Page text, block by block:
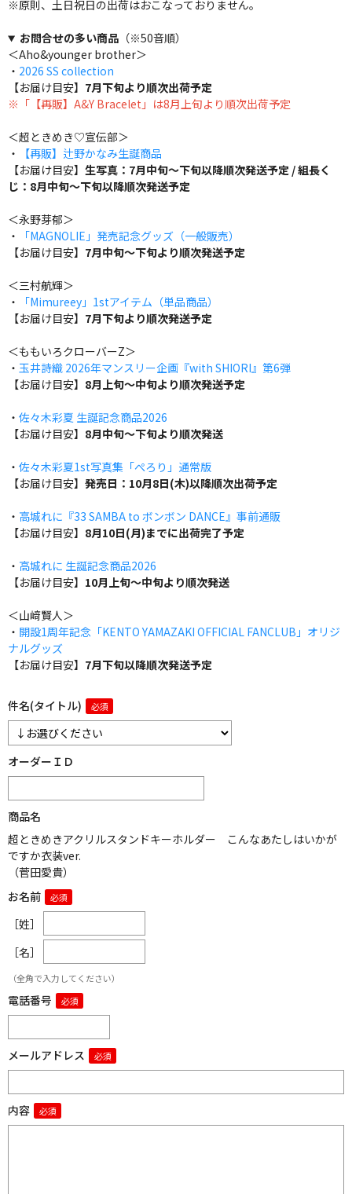
※原則、土日祝日の出荷はおこなっておりません。
お問合せの多い商品（※50音順）
＜Aho&younger brother＞
・ 2026 SS collection
【お届け目安】 7月下旬より順次出荷予定
※「【再販】A&Y Bracelet」は8月上旬より順次出荷予定
＜超ときめき♡宣伝部＞
・
【再販】辻野かなみ生誕商品
【お届け目安】 生写真：7月中旬～下旬以降順次発送予定 / 組長く
じ：8月中旬～下旬以降順次発送予定
＜永野芽郁＞
・
「MAGNOLIE」発売記念グッズ（一般販売）
【お届け目安】 7月中旬～下旬より順次発送予定
＜三村航輝＞
・
「Mimureey」1stアイテム（単品商品）
【お届け目安】 7月下旬より順次発送予定
＜ももいろクローバーZ＞
・ 玉井詩織 2026年マンスリー企画『with SHIORI』第6弾
【お届け目安】 8月上旬～中旬より順次発送予定
・ 佐々木彩夏 生誕記念商品2026
【お届け目安】 8月中旬～下旬より順次発送
・ 佐々木彩夏1st写真集「ぺろり」通常版
【お届け目安】 発売日：10月8日(木)以降順次出荷予定
・ 高城れに『33 SAMBA to ボンボン DANCE』事前通販
【お届け目安】 8月10日(月)までに出荷完了予定
・ 高城れに 生誕記念商品2026
【お届け目安】 10月上旬～中旬より順次発送
＜山﨑賢人＞
・ 開設1周年記念「KENTO YAMAZAKI OFFICIAL FANCLUB」オリジ
ナルグッズ
【お届け目安】 7月下旬以降順次発送予定
件名(タイトル)
オーダーＩＤ
商品名
超ときめきアクリルスタンドキーホルダー こんなあたしはいかが
ですか衣装ver.
（菅田愛貴）
お名前
［姓］
［名］
（全角で入力してください）
電話番号
メールアドレス
内容